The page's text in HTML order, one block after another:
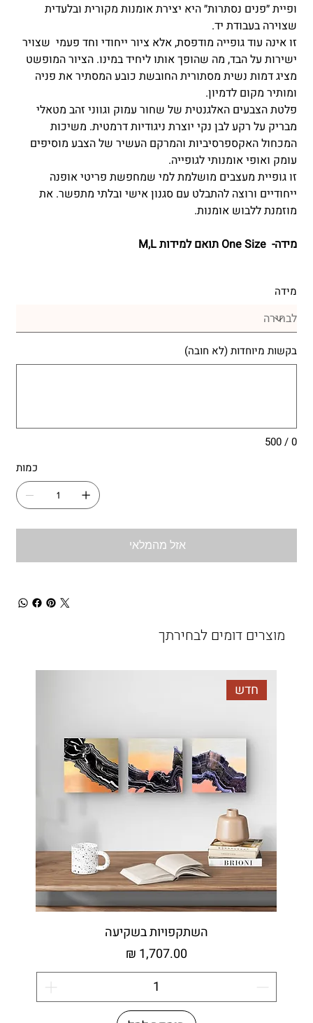
ופיית ״פנים נסתרות״ היא יצירת אומנות מקורית ובלעדית
שצוירה בעבודת יד.
זו אינה עוד גופייה מודפסת, אלא ציור ייחודי וחד פעמי שצויר
ישירות על הבד, מה שהופך אותו ליחיד במינו. הציור המופשט
מציג דמות נשית מסתורית החובשת כובע המסתיר את פניה
ומותיר מקום לדמיון.
פלטת הצבעים האלגנטית של שחור עמוק וגווני זהב מטאלי
מבריק על רקע לבן נקי יוצרת ניגודיות דרמטית. משיכות
המכחול האקספרסיביות והמרקם העשיר של הצבע מוסיפים
עומק ואופי אומנותי לגופייה.
זו גופיית מעצבים מושלמת למי שמחפשת פריטי אופנה
ייחודיים ורוצה להתבלט עם סגנון אישי ובלתי מתפשר. את
מוזמנת ללבוש אומנות.
מידה- One Size תואם למידות M,L
מידה
בקשות מיוחדות (לא חובה)
0 / 500
כמות
אזל מהמלאי
מוצרים דומים לבחירתך
חדש
השתקפויות בשקיעה
מחיר‏1,707.00 ‏₪